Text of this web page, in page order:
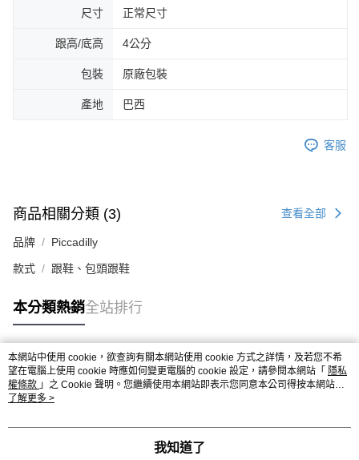
尺寸 正常尺寸
跟高/底高 4公分
包裝 原廠包裝
產地 巴西
客服
商品相關分類 (3) 查看全部
品牌 Piccadilly
款式 跟鞋、包頭跟鞋
本分類熱銷全站排行
熱門標籤
本網站中使用 cookie，欲查詢有關本網站使用 cookie 方式之詳情，及若您不希
望在電腦上使用 cookie 時應如何變更電腦的 cookie 設定，請參閱本網站「 隱私
權條款 」之 Cookie 聲明。您繼續使用本網站即表示您同意本公司得按本網站使
用條款之 Cookie 聲明使用 cookie。
了解更多 >
我知道了